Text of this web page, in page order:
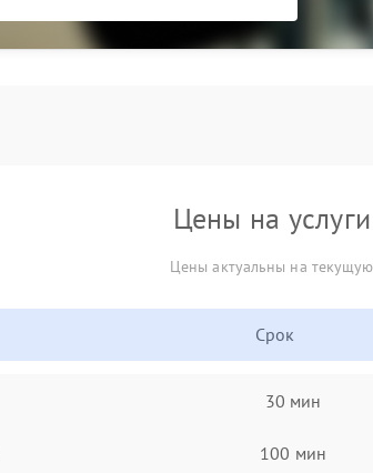
Цены на
Цены актуальны на
Срок
30 мин
100 мин